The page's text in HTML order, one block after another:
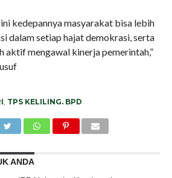
kedepannya masyarakat bisa lebih
dalam setiap hajat demokrasi, serta
aktif mengawal kinerja pemerintah,”
, TPS KELILING. BPD
ANDA